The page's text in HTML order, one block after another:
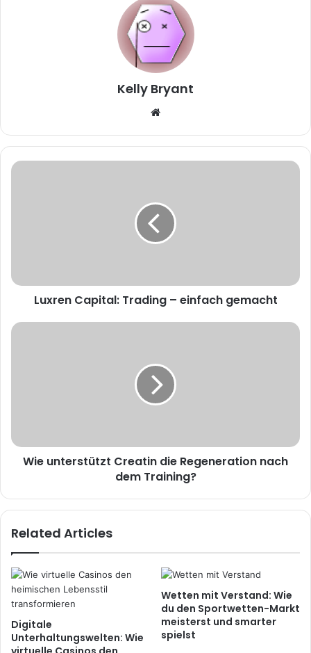
Kelly Bryant
b
s
e
Luxren Capital: Trading – einfach gemacht
Wie unterstützt Creatin die Regeneration nach
dem Training?
Related Articles
Digitale
Unterhaltungswelten: Wie
Wetten mit Verstand: Wie
du den Sportwetten-Markt
meisterst und smarter
spielst